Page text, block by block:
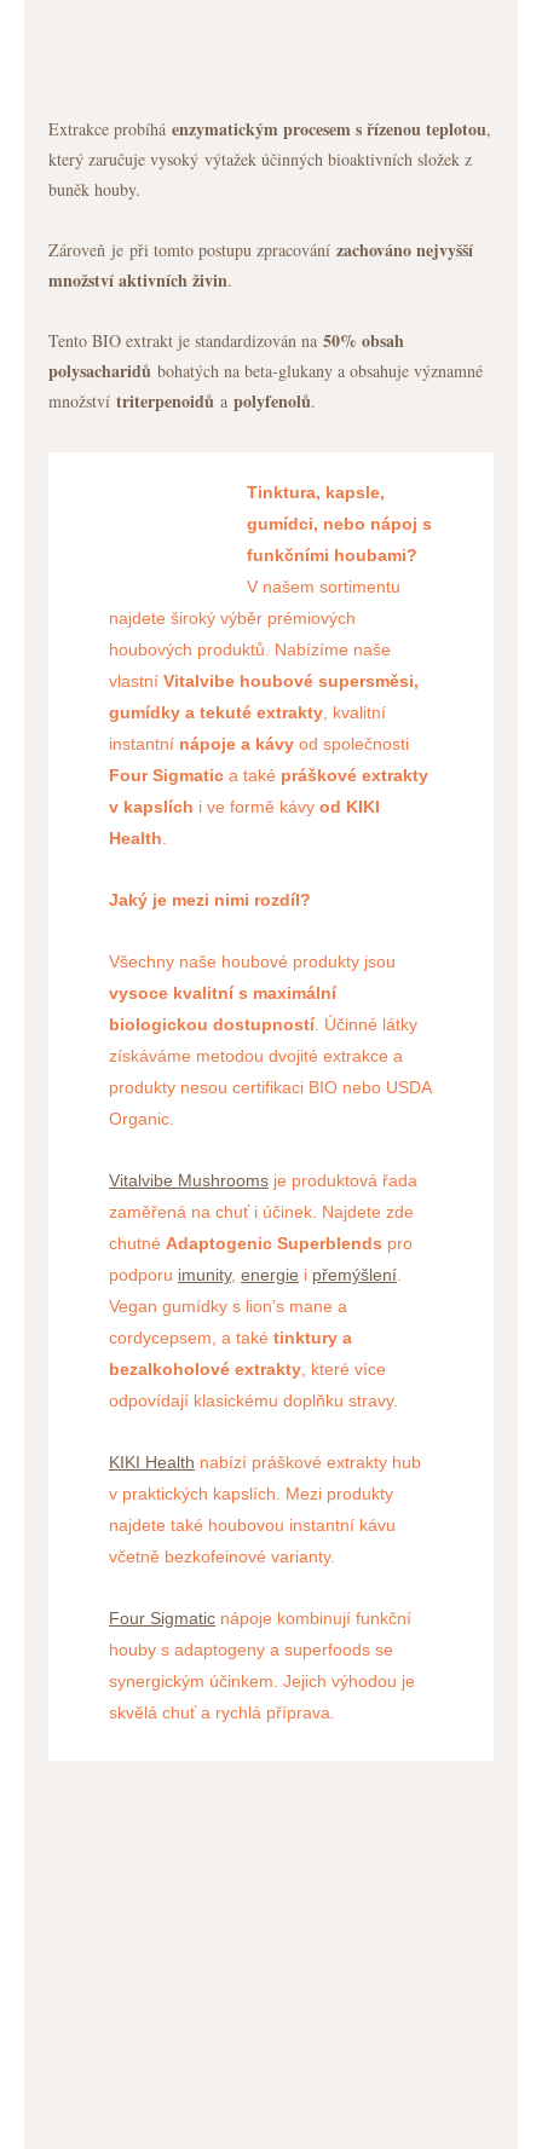
Extrakce probíhá enzymatickým procesem s řízenou teplotou,
který zaručuje vysoký výtažek účinných bioaktivních složek z
buněk houby.
Zároveň je při tomto postupu zpracování zachováno nejvyšší
množství aktivních živin.
Tento BIO extrakt je standardizován na 50% obsah
polysacharidů bohatých na beta-glukany a obsahuje významné
množství triterpenoidů a polyfenolů.
Tinktura, kapsle,
gumídci, nebo nápoj s
funkčními houbami?
V našem sortimentu
najdete široký výběr prémiových
houbových produktů. Nabízíme naše
vlastní Vitalvibe houbové supersměsi,
gumídky a tekuté extrakty , kvalitní
instantní nápoje a kávy od společnosti
Four Sigmatic a také práškové extrakty
v kapslích i ve formě kávy od KIKI
Health
Jaký je mezi nimi rozdíl?
Všechny naše houbové produkty jsou
vysoce kvalitní s maximální
biologickou dostupností. Účinné látky
získáváme metodou dvojité extrakce a
produkty nesou certifikaci BIO nebo USDA
Organic.
Vitalvibe Mushrooms je produktová řada
zaměřená na chuť i účinek. Najdete zde
chutné Adaptogenic Superblends pro
podporu imunity, energie i přemýšlení
Vegan gumídky s lion’s mane a
cordycepsem, a také tinktury a
bezalkoholové extrakty , které více
odpovídají klasickému doplňku stravy.
KIKI Health nabízí práškové extrakty hub
v praktických kapslích. Mezi produkty
najdete také houbovou instantní kávu
včetně bezkofeinové varianty.
Four Sigmatic nápoje kombinují funkční
houby s adaptogeny a superfoods se
synergickým účinkem. Jejich výhodou je
skvělá chuť a rychlá příprava.